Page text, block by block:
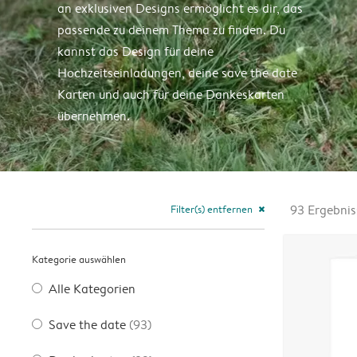
an exklusiven Designs ermöglicht es dir, das
passende zu deinem Thema zu finden. Du
kannst das Design für deine
Hochzeitseinladungen, deine save the date
Karten und auch für deine Dankeskarten
übernehmen.
Filter(s) entfernen close
Kategorie auswählen
Alle Kategorien
Save the date (93)
93